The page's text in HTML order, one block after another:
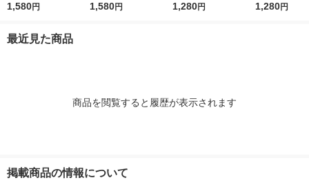
5大臭クールアクア 詰
社
1,580円
なランドリーの香り
1,580円
芳香剤 すずらん＆グ
1,280円
芳香剤 ホワ
1,280円
最近見た商品
商品を閲覧すると履歴が表示されます
掲載商品の情報について